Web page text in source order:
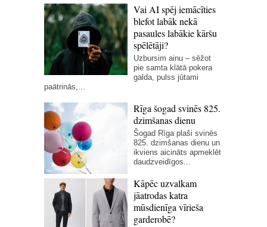
Vai AI spēj iemācīties
blefot labāk nekā
pasaules labākie kāršu
spēlētāji?
Uzbursim ainu – sēžot
pie samta klātā pokera
galda, pulss jūtami
paātrinās,...
Rīga šogad svinēs 825.
dzimšanas dienu
Šogad Rīga plaši svinēs
825. dzimšanas dienu un
ikviens aicināts apmeklēt
daudzveidīgos...
Kāpēc uzvalkam
jāatrodas katra
mūsdienīga vīrieša
garderobē?